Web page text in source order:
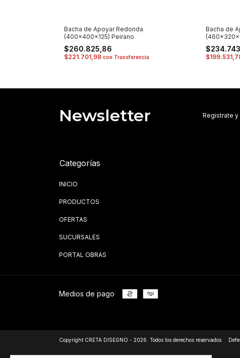
Bacha de Apoyar Redonda
(400x400x125) Peirano
$260.825,86
$221.701,98 con Transferencia
Bacha de
Newsletter Registrate
Categorías
INICIO
PRODUCTOS
OFERTAS
SUCURSALES
PORTAL OBRAS
Medios de pago
Copyright CRETA DISEGNO - 2026. Todos los derechos reservados.